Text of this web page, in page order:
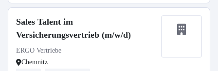
Sales Talent im
Versicherungsvertrieb (m/w/d)
ERGO Vertriebe
Chemnitz